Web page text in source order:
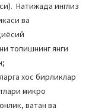
Натижада инглиз
ва
топишнинг янги
хос бирликлар
микро
ватан ва